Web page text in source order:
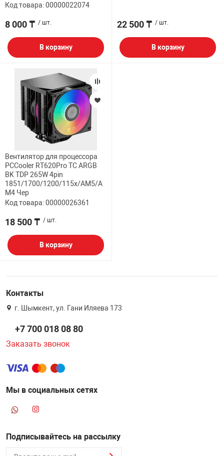
Код товара: 00000022074
8 000 ₸ / шт.
В корзину
22 500 ₸ / шт.
В корзину
Вентилятор для процессора
PCCooler RT620Pro TC ARGB
BK TDP 265W 4pin
1851/1700/1200/115x/AM5/A
M4 Чер
Код товара: 00000026361
18 500 ₸ / шт.
В корзину
Контакты
г. Шымкент, ул. Гани Иляева 173
+7 700 018 08 80
Заказать звонок
Мы в социальных сетях
Подписывайтесь на рассылку